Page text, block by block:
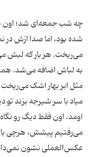
چه شب جمعه‌ای شد؛
شده بود، اما صدا ازش در
می‌ریخت. هر بار که لبش
به لباش اضافه می‌شد.
مثل ابر بهار اشک
میاد با سر شیرجه بزند تو
اومد. اون فقط دیگ رو
می‌رفتیم پیشش، هرچی
عکس‌العملی نشون